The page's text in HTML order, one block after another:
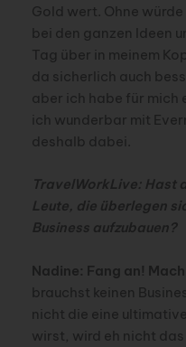
Gold wert. Ohne
bei den ganzen Ideen
Tag über in meinem
da sicherlich auch
aber ich habe für mich
ich wunderbar mit
deshalb dabei.
TravelWorkLive: Hast
Leute, die überlegen
Business aufzubauen?
Nadine: Fang an!
brauchst keinen
nicht die eine
wirst, wird eh nicht das